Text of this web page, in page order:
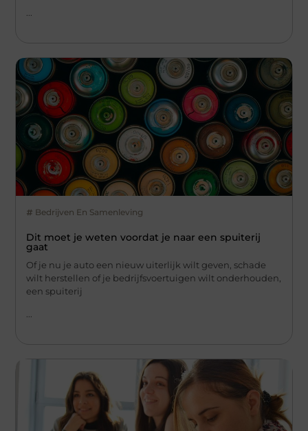
Bedrijven En Samenleving
Dit moet je weten voordat je naar een spuiterij
gaat
Of je nu je auto een nieuw uiterlijk wilt geven, schade
wilt herstellen of je bedrijfsvoertuigen wilt onderhouden,
een spuiterij